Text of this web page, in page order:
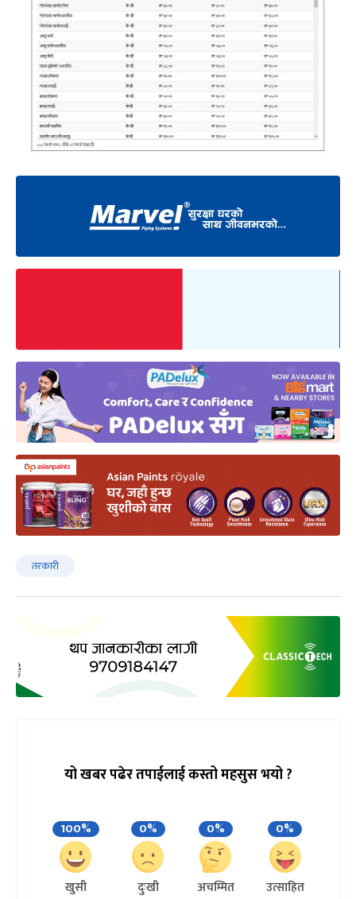
तरकारी
यो खबर पढेर तपाईलाई कस्तो महसुस भयो ?
100%
खुसी
0%
दुःखी
0%
अचम्मित
0%
उत्साहित